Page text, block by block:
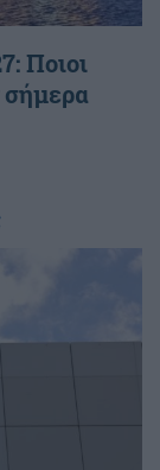
Ποιοι